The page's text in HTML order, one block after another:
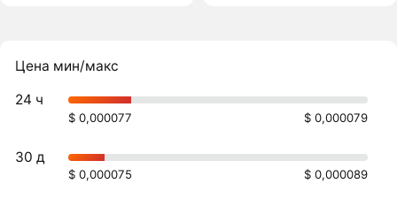
Цена мин/макс
24 ч
$ 0,000077 $ 0,000079
30 д
$ 0,000075 $ 0,000089